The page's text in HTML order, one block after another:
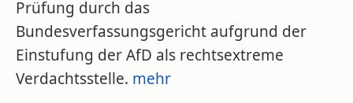
Prüfung durch das
Bundesverfassungsgericht aufgrund der
Einstufung der AfD als rechtsextreme
Verdachtsstelle. mehr